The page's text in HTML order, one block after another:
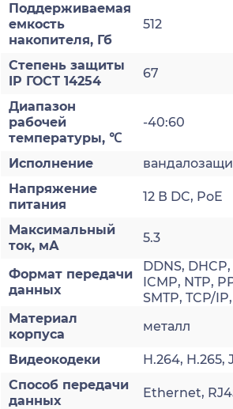
Поддерживаемая
емкость
накопителя, Гб
512
Степень защиты
IP ГОСТ 14254
67
Диапазон
рабочей
температуры, ℃
-40:60
Исполнение
Напряжение
питания
12 В DC, PoE
Максимальный
ток, мА
5.3
Формат передачи
данных
DDNS, DHCP,
ICMP, NTP,
SMTP, TCP/
Материал
корпуса
металл
Видеокодеки
H.264, H.265,
Способ передачи
данных
Ethernet,